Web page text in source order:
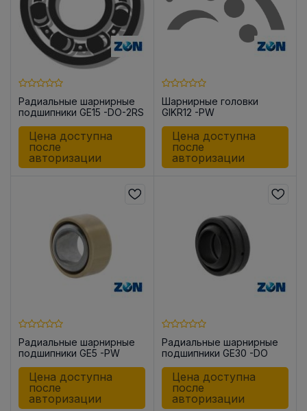
Радиальные шарнирные
подшипники GE15 -DO-2RS
Цена доступна
после
авторизации
Шарнирные головки
GIKR12 -PW
Цена доступна
после
авторизации
Радиальные шарнирные
подшипники GE5 -PW
Цена доступна
после
авторизации
Радиальные шарнирные
подшипники GE30 -DO
Цена доступна
после
авторизации